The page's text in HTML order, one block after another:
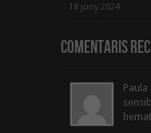
18 juny 2024
Comentaris